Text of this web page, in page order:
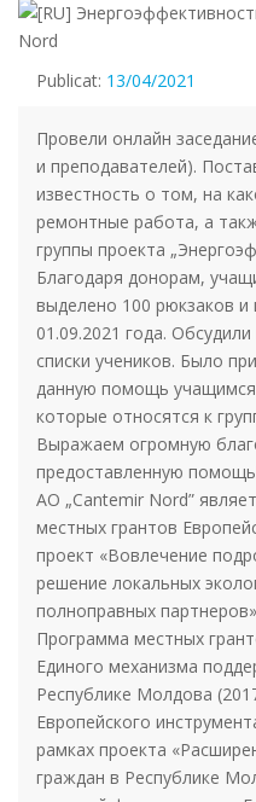
Publicat: 13/04/2021
Провели онлайн
и преподавателей).
известность о том, на
ремонтные работа, а
группы проекта
Благодаря донорам,
выделено 100 рюкзаков
01.09.2021 года.
списки учеников. Было
данную помощь
которые относятся к
Выражаем огромную
предоставленную
АO „Cantemir Nord”
местных грантов
проект «Вовлечение
решение локальных
полноправных
Программа местных
Единого механизма
Республике Молдова
Европейского
рамках проекта
граждан в Республике